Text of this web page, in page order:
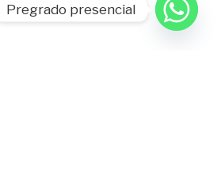
Pregrado presencial